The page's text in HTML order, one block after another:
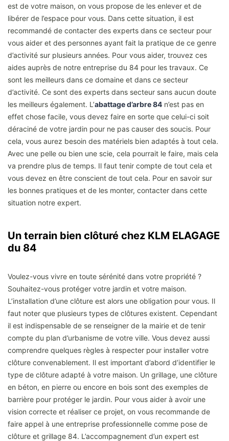
est de votre maison, on vous propose de les enlever et de
libérer de l’espace pour vous. Dans cette situation, il est
recommandé de contacter des experts dans ce secteur pour
vous aider et des personnes ayant fait la pratique de ce genre
d’activité sur plusieurs années. Pour vous aider, trouvez ces
aides auprès de notre entreprise du 84 pour les travaux. Ce
sont les meilleurs dans ce domaine et dans ce secteur
d’activité. Ce sont des experts dans secteur sans aucun doute
les meilleurs également. L’abattage d’arbre 84 n’est pas en
effet chose facile, vous devez faire en sorte que celui-ci soit
déraciné de votre jardin pour ne pas causer des soucis. Pour
cela, vous aurez besoin des matériels bien adaptés à tout cela.
Avec une pelle ou bien une scie, cela pourrait le faire, mais cela
va prendre plus de temps. Il faut tenir compte de tout cela et
vous devez en être conscient de tout cela. Pour en savoir sur
les bonnes pratiques et de les monter, contacter dans cette
situation notre expert.
Un terrain bien clôturé chez KLM ELAGAGE
du 84
Voulez-vous vivre en toute sérénité dans votre propriété ?
Souhaitez-vous protéger votre jardin et votre maison.
L’installation d’une clôture est alors une obligation pour vous. Il
faut noter que plusieurs types de clôtures existent. Cependant
il est indispensable de se renseigner de la mairie et de tenir
compte du plan d’urbanisme de votre ville. Vous devez aussi
comprendre quelques règles à respecter pour installer votre
clôture convenablement. Il est important d’abord d’identifier le
type de clôture adapté à votre maison. Un grillage, une clôture
en béton, en pierre ou encore en bois sont des exemples de
barrière pour protéger le jardin. Pour vous aider à avoir une
vision correcte et réaliser ce projet, on vous recommande de
faire appel à une entreprise professionnelle comme pose de
clôture et grillage 84. L’accompagnement d’un expert est